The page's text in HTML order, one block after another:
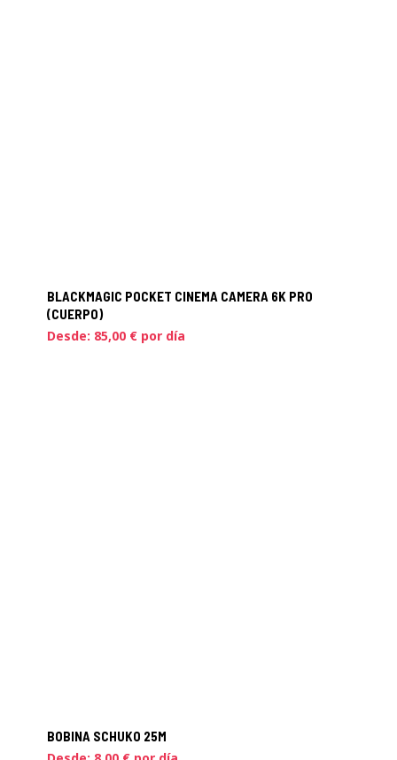
BLACKMAGIC POCKET CINEMA CAMERA 6K PRO
(CUERPO)
Desde: 85,00 € por día
BOBINA SCHUKO 25M